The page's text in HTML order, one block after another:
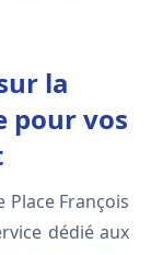
la
pour vos
François
dédié aux